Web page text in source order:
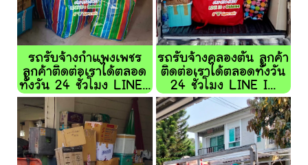
รถรับจ้างกำแพงเพชร
ลูกค้าติดต่อเราได้ตลอด
ทั้งวัน 24 ชั่วโมง LINE...
รถรับจ้างคลองตัน ลูกค้า
ติดต่อเราได้ตลอดทั้งวัน
24 ชั่วโมง LINE I...